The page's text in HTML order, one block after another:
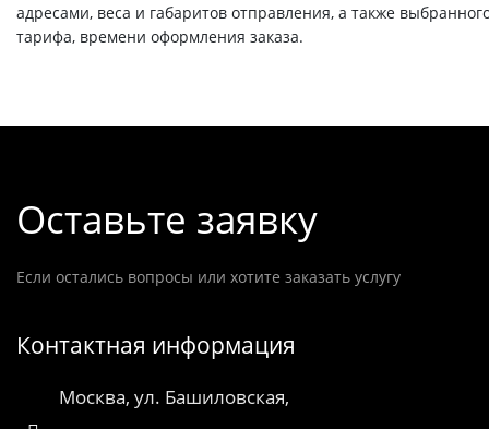
адресами, веса и габаритов отправления, а также
тарифа, времени оформления заказа.
Оставьте заявку
Если остались вопросы или хотите заказать услугу
Контактная информация
Москва, ул. Башиловская,